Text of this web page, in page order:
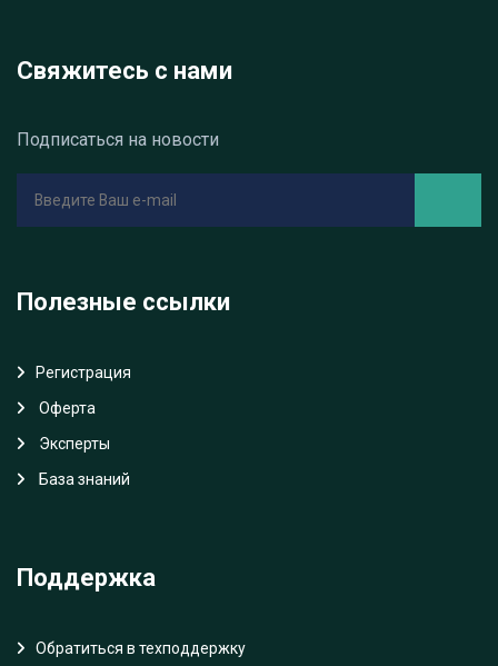
Свяжитесь с нами
Подписаться на новости
Полезные ссылки
Регистрация
Oферта
Эксперты
База знаний
Поддержка
Обратиться в техподдержку